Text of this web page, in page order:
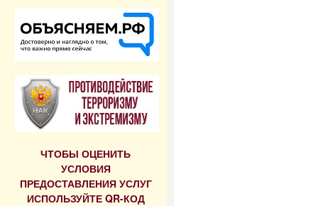
ЧТОБЫ ОЦЕНИТЬ
УСЛОВИЯ
ПРЕДОСТАВЛЕНИЯ УСЛУГ
ИСПОЛЬЗУЙТЕ QR-КОД